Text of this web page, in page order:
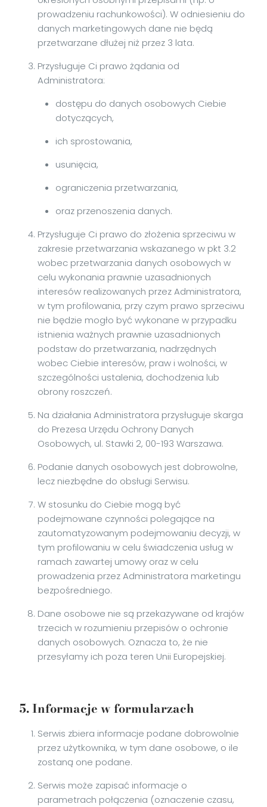
prowadzeniu rachunkowości). W odniesieniu do
danych marketingowych dane nie będą
przetwarzane dłużej niż przez 3 lata.
Przysługuje Ci prawo żądania od
Administratora:
dostępu do danych osobowych Ciebie
dotyczących,
ich sprostowania,
usunięcia,
ograniczenia przetwarzania,
oraz przenoszenia danych.
Przysługuje Ci prawo do złożenia sprzeciwu w
zakresie przetwarzania wskazanego w pkt 3.2
wobec przetwarzania danych osobowych w
celu wykonania prawnie uzasadnionych
interesów realizowanych przez Administratora,
w tym profilowania, przy czym prawo sprzeciwu
nie będzie mogło być wykonane w przypadku
istnienia ważnych prawnie uzasadnionych
podstaw do przetwarzania, nadrzędnych
wobec Ciebie interesów, praw i wolności, w
szczególności ustalenia, dochodzenia lub
obrony roszczeń.
Na działania Administratora przysługuje skarga
do Prezesa Urzędu Ochrony Danych
Osobowych, ul. Stawki 2, 00-193 Warszawa.
Podanie danych osobowych jest dobrowolne,
lecz niezbędne do obsługi Serwisu.
W stosunku do Ciebie mogą być
podejmowane czynności polegające na
zautomatyzowanym podejmowaniu decyzji, w
tym profilowaniu w celu świadczenia usług w
ramach zawartej umowy oraz w celu
prowadzenia przez Administratora marketingu
bezpośredniego.
Dane osobowe nie są przekazywane od krajów
trzecich w rozumieniu przepisów o ochronie
danych osobowych. Oznacza to, że nie
przesyłamy ich poza teren Unii Europejskiej.
5. Informacje w formularzach
Serwis zbiera informacje podane dobrowolnie
przez użytkownika, w tym dane osobowe, o ile
zostaną one podane.
Serwis może zapisać informacje o
parametrach połączenia (oznaczenie czasu,